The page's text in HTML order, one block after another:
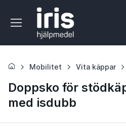
Mobilitet Vita käppar
Doppsko för
med isdubb